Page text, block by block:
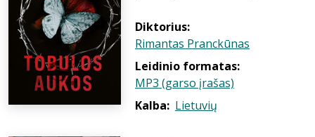
Diktorius:
Rimantas Pranckūnas
Leidinio formatas:
MP3 (garso įrašas)
Kalba: Lietuvių